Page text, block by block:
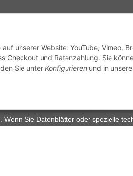
unserer Website: YouTube, Vimeo,
Checkout und Ratenzahlung. Sie
Sie unter Konfigurieren und in
Sie Datenblätter oder spezielle